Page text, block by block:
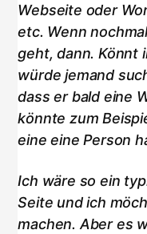
Webseite oder
etc. Wenn
geht, dann. Könnt
würde jemand
dass er bald eine
könnte zum
eine eine Person
Ich wäre so ein
Seite und ich
machen. Aber es